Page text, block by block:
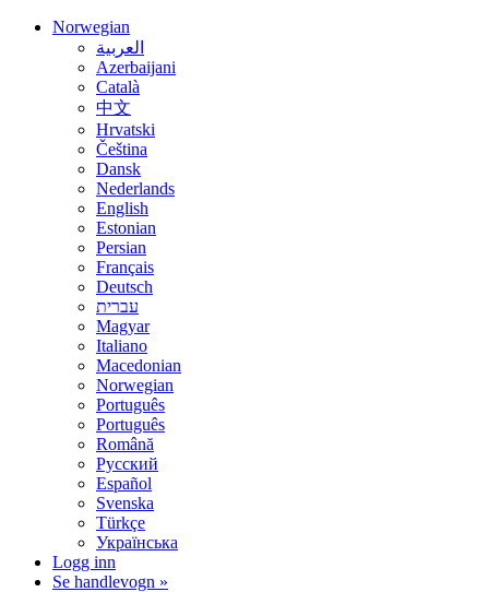
Norwegian
العربية
Azerbaijani
Català
中文
Hrvatski
Čeština
Dansk
Nederlands
English
Estonian
Persian
Français
Deutsch
עברית
Magyar
Italiano
Macedonian
Norwegian
Português
Português
Română
Русский
Español
Svenska
Türkçe
Українська
Logg inn
Se handlevogn »